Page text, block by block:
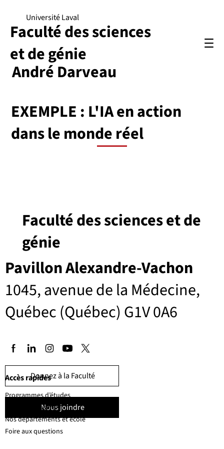
André Darveau
Université Laval
Faculté des sciences
et de génie
EXEMPLE : L'IA en action
dans le monde réel
Pavillon Alexandre-Vachon
1045, avenue de la Médecine,
Québec (Québec) G1V 0A6
Faculté des sciences et de
génie
Donnez à la Faculté
Nous joindre
Accès rapides
Programmes d’études
Corps professoral
Nos départements et école
Foire aux questions